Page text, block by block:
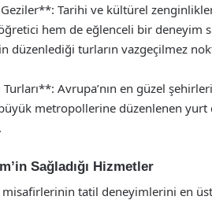
Tarihi ve kültürel
hem de eğlenceli bir deneyim
düzenlediği turların vazgeçilmez
Turları**: Avrupa’nın en güzel
metropollerine düzenlenen yurt
Sağladığı Hizmetler
misafirlerinin tatil deneyimlerini en